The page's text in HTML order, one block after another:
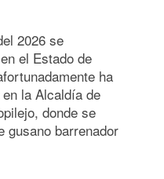
2026 se
el Estado de
ha
la Alcaldía de
donde se
gusano barrenador